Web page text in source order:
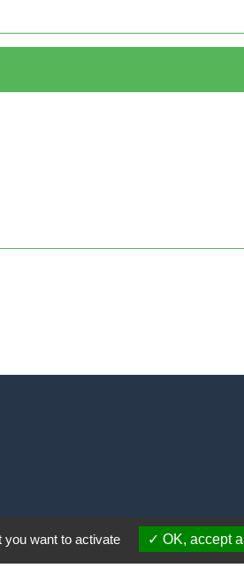
want to activate OK, accept all